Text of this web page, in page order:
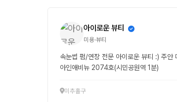
아이로운 뷰티
미용·뷰티
속눈썹 펌/연장 전문 아이로운 뷰티 :) 주안
아인애비뉴 2074호(시민공원역 1분)
미추홀구